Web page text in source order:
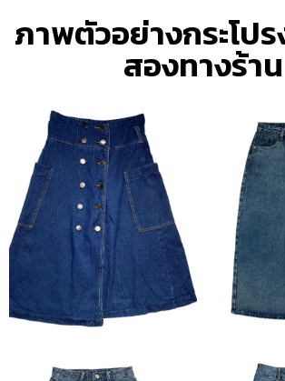
ภาพตัวอย่างกระโป
สองทางร้าน